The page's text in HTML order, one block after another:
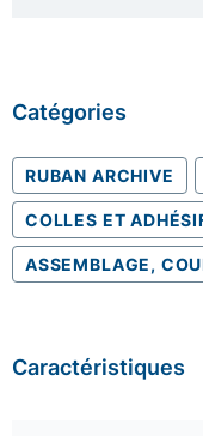
Catégories
RUBAN ARCHIVE
COLLES ET
ASSEMBLAGE,
Caractéristiques